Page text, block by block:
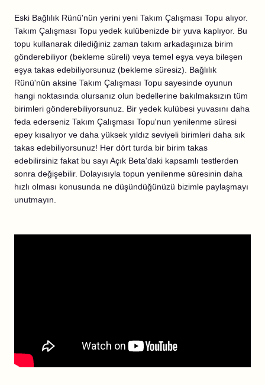
Eski Bağlılık Rünü'nün yerini yeni Takım Çalışması Topu alıyor.
Takım Çalışması Topu yedek kulübenizde bir yuva kaplıyor. Bu
topu kullanarak dilediğiniz zaman takım arkadaşınıza birim
gönderebiliyor (bekleme süreli) veya temel eşya veya bileşen
eşya takas edebiliyorsunuz (bekleme süresiz). Bağlılık
Rünü'nün aksine Takım Çalışması Topu sayesinde oyunun
hangi noktasında olursanız olun bedellerine bakılmaksızın tüm
birimleri gönderebiliyorsunuz. Bir yedek kulübesi yuvasını daha
feda ederseniz Takım Çalışması Topu'nun yenilenme süresi
epey kısalıyor ve daha yüksek yıldız seviyeli birimleri daha sık
takas edebiliyorsunuz! Her dört turda bir birim takas
edebilirsiniz fakat bu sayı Açık Beta'daki kapsamlı testlerden
sonra değişebilir. Dolayısıyla topun yenilenme süresinin daha
hızlı olması konusunda ne düşündüğünüzü bizimle paylaşmayı
unutmayın.